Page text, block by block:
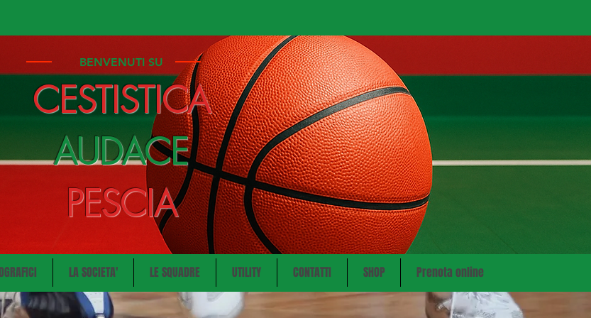
BENVENUTI SU
CESTISTICA
AUDACE
PESCIA
LA SOCIETA' LE SQUADRE UTILITY CONTATTI SHOP Prenota online